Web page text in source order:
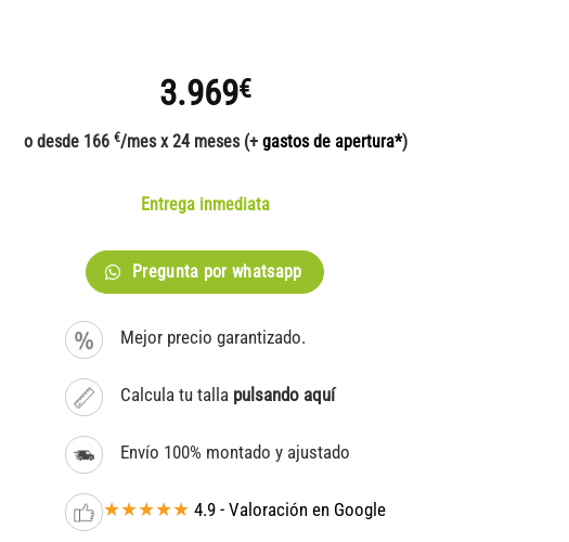
3.969€
o desde 166 €/mes x 24 meses (+ gastos de apertura*)
Entrega inmediata
Pregunta por whatsapp
Mejor precio garantizado.
Calcula tu talla pulsando aquí
Envío 100% montado y ajustado
★★★★★ 4.9 - Valoración en Google